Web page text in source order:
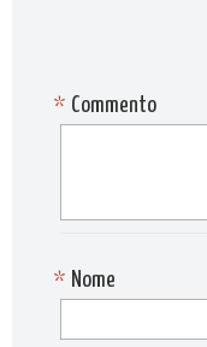
Commento
*
Nome
*